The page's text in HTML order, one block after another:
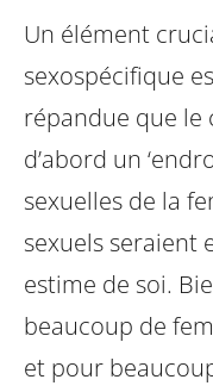
Un élément
sexospécifique
répandue que le
d’abord un
sexuelles de la
sexuels seraient
estime de soi.
beaucoup de
et pour